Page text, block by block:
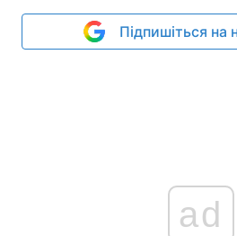
Підпишіться на
ad